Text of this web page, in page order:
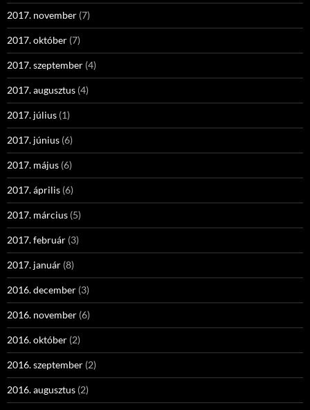
2017. november (7)
2017. október (7)
2017. szeptember (4)
2017. augusztus (4)
2017. július (1)
2017. június (6)
2017. május (6)
2017. április (6)
2017. március (5)
2017. február (3)
2017. január (8)
2016. december (3)
2016. november (6)
2016. október (2)
2016. szeptember (2)
2016. augusztus (2)